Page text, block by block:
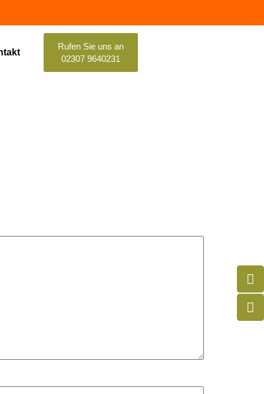
Rufen Sie uns an
02307 9640231